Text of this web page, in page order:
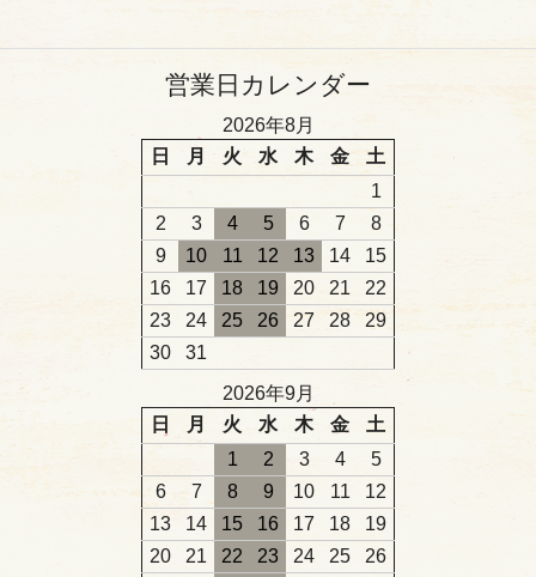
営業日カレンダー
2026年8月
日
月 火 水 木 金
土
1
2
3 4 5 6 7
8
9
10 11 12 13 14
15
16
17 18 19 20 21
22
23
24 25 26 27 28
29
30
31
2026年9月
日
月 火 水 木 金
土
1
2 3 4
5
6
7 8 9 10 11
12
13
14 15 16 17 18
19
20
21 22 23 24 25
26